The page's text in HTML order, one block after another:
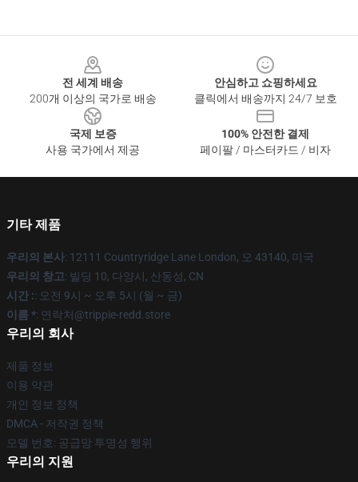
전 세계 배송
200개 이상의 국가로 배송
안심하고 쇼핑하세요
클릭에서 배송까지 24/7 보호
국제 보증
사용 국가에서 제공
100% 안전한 결제
페이팔 / 마스터카드 / 비자
기타 제품
우리의 본사: 12111 Countryridge Lane London, 오 43140, 미국
우리의 창고: 빌딩 10, 다양시, 산동성, CN
시간 :: 오전 9시 ~ 오후 5시 (월 ~ 금)
이름 *: 연락처@trippie-redd.store
우리의 회사
제품 정보
이용 약관
개인 정보 정책
DMCA - 저작권 정책
모델 번호: 공급망 투명성 행위
우리의 지원